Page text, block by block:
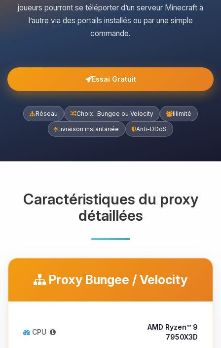
joueurs pourront se téléporter d’un serveur Minecraft à
l’autre via des portails installés ou par une simple
commande.
Essai Gratuit
Réseau Choix : Bungee ou Velocity Illimité
Livraison instantanée Anti-DDoS
Caractéristiques du proxy
détaillées
Proxy Bungee / Velocity
CPU
AMD Ryzen™ 9
7950X3D